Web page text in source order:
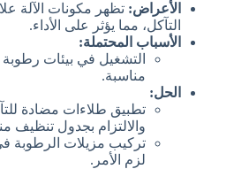
الأعراض: تظهر مكونات الآلة
التآكل، مما يؤثر على الأداء.
الأسباب المحتملة:
التشغيل في بيئات
مناسبة.
الحل:
تطبيق طلاءات مضادة
والالتزام بجدول تنظيف
تركيب مزيلات الرطوبة في
لزم الأمر.